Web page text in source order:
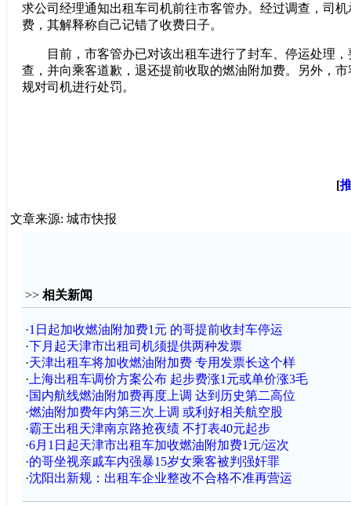
求公司经理通知出租车司机前往市客管办。经过调查，司
费，其解释称自己记错了收费日子。
目前，市客管办已对该出租车进行了封车、停运处理，
查，并向乘客道歉，退还提前收取的燃油附加费。另外，
规对司机进行处罚。
[
文章来源: 城市快报
>> 相关新闻
·1日起加收燃油附加费1元 的哥提前收封车停运
·下月起天津市出租司机须提供两种发票
·天津出租车将加收燃油附加费 专用发票长这个样
· 上海出租车调价方案公布 起步费涨1元或单价涨3毛
·国内航线燃油附加费再度上调 达到历史第二高位
·燃油附加费年内第三次上调 或利好相关航空股
·霸王出租天津南京路抢夜绩 不打表40元起步
·6月1日起天津市出租车加收燃油附加费1元/运次
·的哥坐视亲戚车内强暴15岁女乘客被判强奸罪
·沈阳出新规：出租车企业整改不合格不准再营运